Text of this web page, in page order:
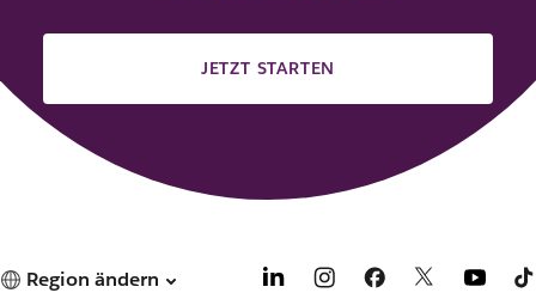
JETZT STARTEN
Region ändern